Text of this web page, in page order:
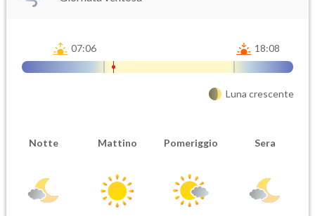
07:06 18:08
Luna crescente
Notte Mattino Pomeriggio Sera